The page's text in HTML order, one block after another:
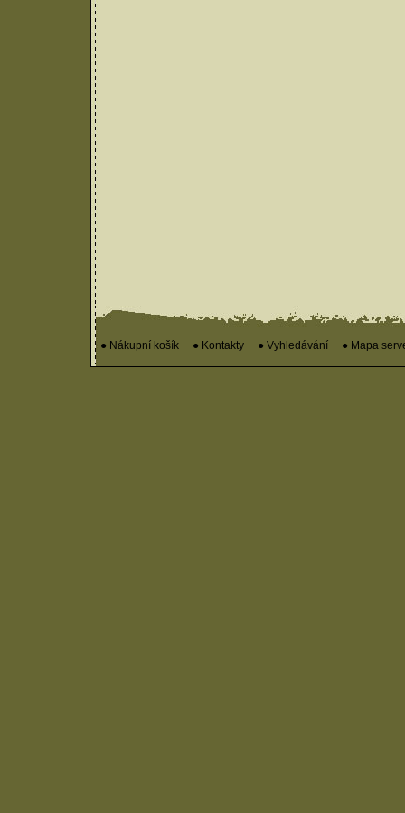
● Nákupní košík ● Kontakty ● Vyhledávání ● Mapa